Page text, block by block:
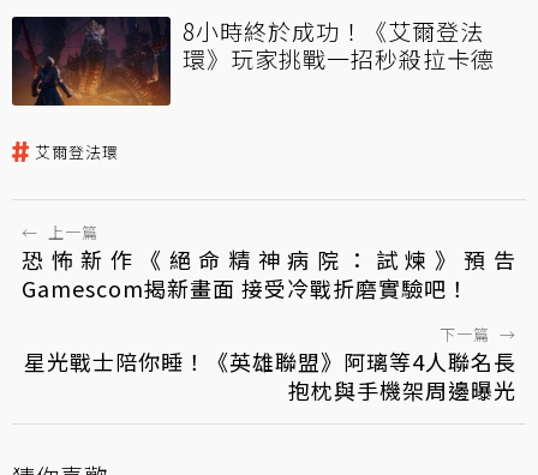
8小時終於成功！《艾爾登法
環》玩家挑戰一招秒殺拉卡德
艾爾登法環
← 上一篇
恐怖新作《絕命精神病院：試煉》預告
Gamescom揭新畫面 接受冷戰折磨實驗吧！
下一篇 →
星光戰士陪你睡！《英雄聯盟》阿璃等4人聯名長
抱枕與手機架周邊曝光